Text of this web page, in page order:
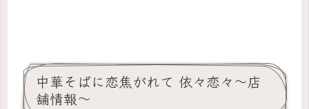
中華そばに恋焦がれて 依々恋々〜店
舗情報〜